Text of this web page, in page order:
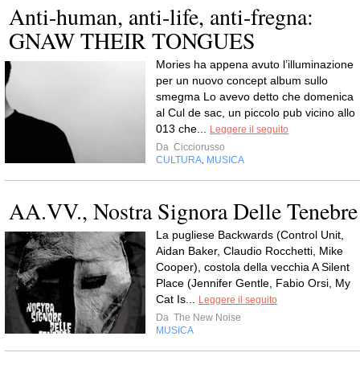
Anti-human, anti-life, anti-fregna:
GNAW THEIR TONGUES
Mories ha appena avuto l’illuminazione
per un nuovo concept album sullo
smegma Lo avevo detto che domenica
al Cul de sac, un piccolo pub vicino allo
013 che...
Leggere il seguito
Da Cicciorusso
CULTURA MUSICA
AA.VV., Nostra Signora Delle Tenebre
La pugliese Backwards (Control Unit,
Aidan Baker, Claudio Rocchetti, Mike
Cooper), costola della vecchia A Silent
Place (Jennifer Gentle, Fabio Orsi, My
Cat Is...
Leggere il seguito
Da The New Noise
MUSICA